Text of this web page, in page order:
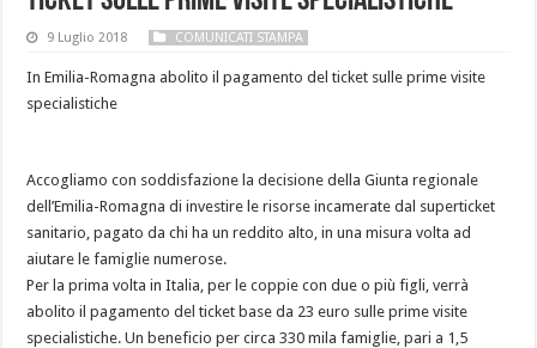
9 Luglio 2018 COMUNICATI STAMPA
In Emilia-Romagna abolito il pagamento del ticket sulle prime visite
specialistiche
Accogliamo con soddisfazione la decisione della Giunta regionale
dell’Emilia-Romagna di investire le risorse incamerate dal superticket
sanitario, pagato da chi ha un reddito alto, in una misura volta ad
aiutare le famiglie numerose.
Per la prima volta in Italia, per le coppie con due o più figli, verrà
abolito il pagamento del ticket base da 23 euro sulle prime visite
specialistiche. Un beneficio per circa 330 mila famiglie, pari a 1,5